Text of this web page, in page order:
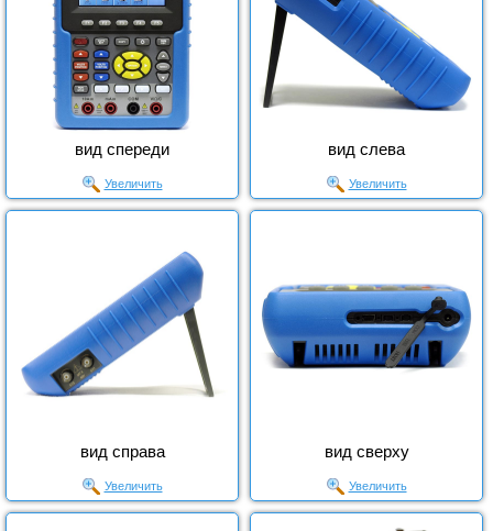
вид спереди
Увеличить
вид слева
Увеличить
вид справа
Увеличить
вид сверху
Увеличить